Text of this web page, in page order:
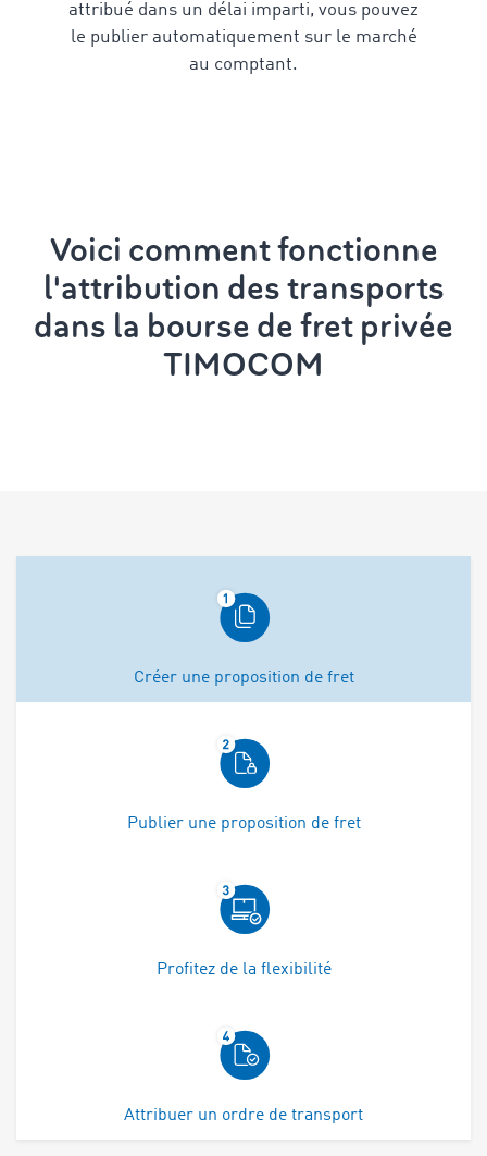
attribué dans un délai imparti, vous pouvez
le publier automatiquement sur le marché
au comptant.
Voici comment fonctionne
l'attribution des transports
dans la bourse de fret privée
TIMOCOM
Créer une proposition de fret
Publier une proposition de fret
Profitez de la flexibilité
Attribuer un ordre de transport